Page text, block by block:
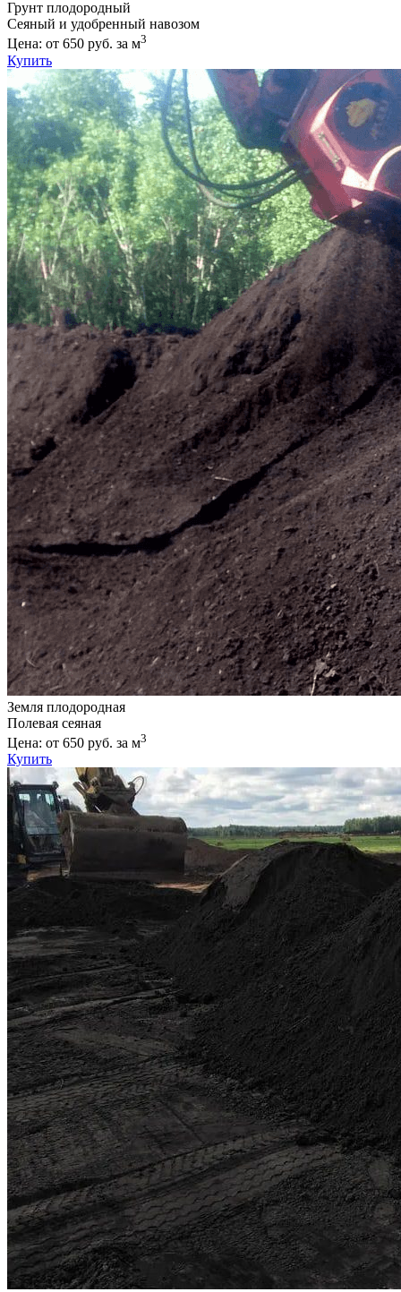
Грунт плодородный
Сеяный и удобренный навозом
Цена: от 650 руб. за м3
Купить
Земля плодородная
Полевая сеяная
Цена: от 650 руб. за м3
Купить